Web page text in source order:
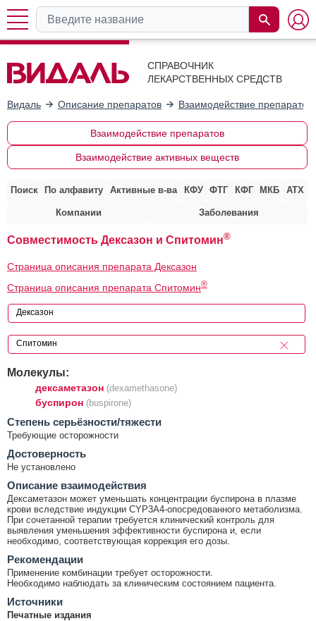
СПРАВОЧНИК
ЛЕКАРСТВЕННЫХ СРЕДСТВ
Видаль Описание препаратов Взаимодействие препаратов
Взаимодействие препаратов
Взаимодействие активных веществ
Поиск По алфавиту Активные в-ва КФУ ФТГ КФГ МКБ АТХ
Компании Заболевания
Совместимость Дексазон и Спитомин®
Страница описания препарата Дексазон
Страница описания препарата Спитомин®
Молекулы:
дексаметазон (dexamethasone)
буспирон (buspirone)
Cтепень серьёзности/тяжести
Требующие осторожности
Достоверность
Не установлено
Описание взаимодействия
Дексаметазон может уменьшать концентрации буспирона в плазме
крови вследствие индукции CYP3A4-опосредованного метаболизма.
При сочетанной терапии требуется клинический контроль для
выявления уменьшения эффективности буспирона и, если
необходимо, соответствующая коррекция его дозы.
Рекомендации
Применение комбинации требует осторожности.
Необходимо наблюдать за клиническим состоянием пациента.
Источники
Печатные издания